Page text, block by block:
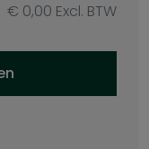
€ 0,00 Excl. BTW